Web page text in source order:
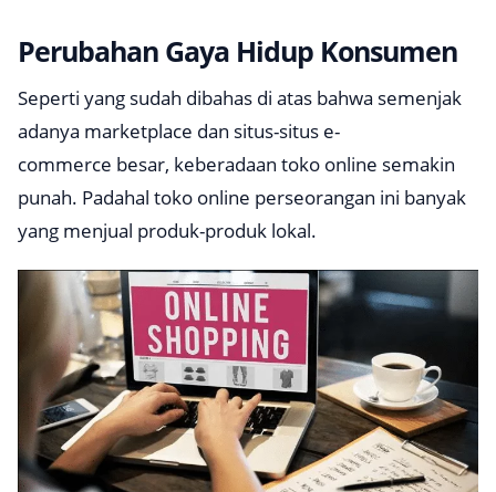
Perubahan Gaya Hidup Konsumen
Seperti yang sudah dibahas di atas bahwa semenjak
adanya marketplace dan situs-situs e-
commerce besar, keberadaan toko online semakin
punah. Padahal toko online perseorangan ini banyak
yang menjual produk-produk lokal.